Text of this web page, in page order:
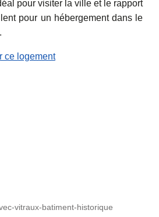
pour visiter la ville et le rapport
pour un hébergement dans le
ce logement
vitraux-batiment-historique